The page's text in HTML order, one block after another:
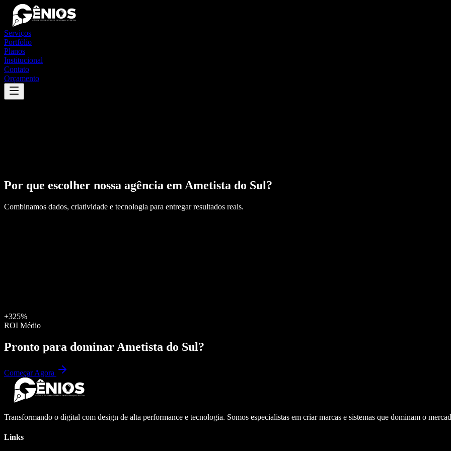
Serviços
Portfólio
Planos
Institucional
Contato
Orçamento
Por que escolher nossa agência em Ametista do Sul?
Combinamos dados, criatividade e tecnologia para entregar resultados reais.
+325%
ROI Médio
Pronto para dominar Ametista do Sul?
Começar Agora
Transformando o digital com design de alta performance e tecnologia. Somos especialistas em criar marcas e sistemas que dominam o
Links